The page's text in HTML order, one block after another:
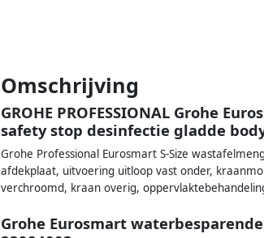
Omschrijving
GROHE PROFESSIONAL Grohe
safety stop desinfectie gladde
Grohe Professional Eurosmart S-Size
afdekplaat, uitvoering uitloop vast onder,
verchroomd, kraan overig,
Grohe Eurosmart